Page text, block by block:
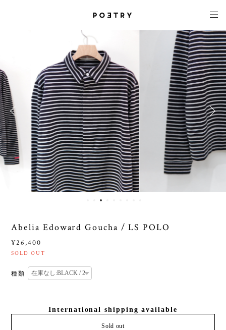
Abelia Edoward Goucha / LS POLO
¥26,400
SOLD OUT
種類
International shipping available
Sold out